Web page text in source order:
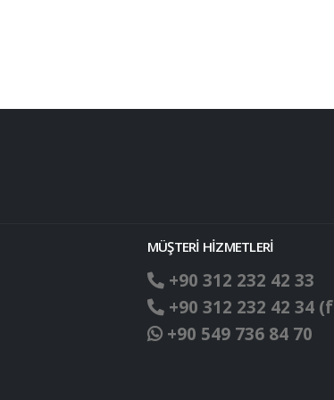
MÜŞTERİ HİZMETLERİ
+90 312 232 42 33
+90 312 232 42 34
+90 549 736 84 70